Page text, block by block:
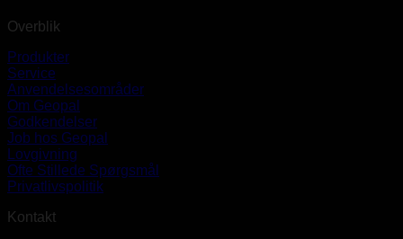
Overblik
Produkter
Service
Anvendelsesområder
Om Geopal
Godkendelser
Job hos Geopal
Lovgivning
Ofte Stillede Spørgsmål
Privatlivspolitik
Kontakt